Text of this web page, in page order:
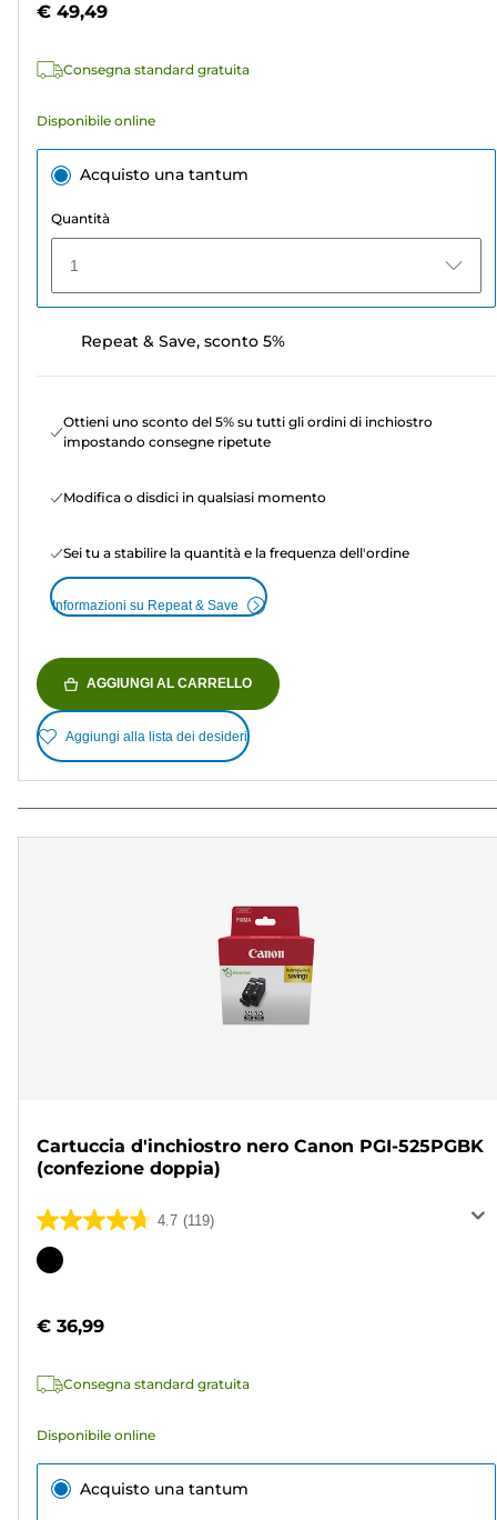
115
€ 49,49
Consegna standard gratuita
Disponibile online
Acquisto una tantum
Quantità
1
Repeat & Save, sconto 5%
Ottieni uno sconto del 5% su tutti gli ordini di inchiostro
impostando consegne ripetute
Modifica o disdici in qualsiasi momento
Sei tu a stabilire la quantità e la frequenza dell'ordine
Informazioni su Repeat & Save
AGGIUNGI AL CARRELLO
Aggiungi alla lista dei desideri
Cartuccia d'inchiostro nero Canon PGI-525PGBK
(confezione doppia)
4.7 (119)
4.7
su
119
Cartuccia
€ 36,99
Consegna standard gratuita
Disponibile online
Acquisto una tantum